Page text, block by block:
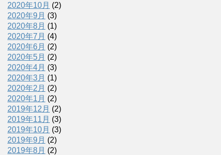
2020年10月 (2)
2020年9月 (3)
2020年8月 (1)
2020年7月 (4)
2020年6月 (2)
2020年5月 (2)
2020年4月 (3)
2020年3月 (1)
2020年2月 (2)
2020年1月 (2)
2019年12月 (2)
2019年11月 (3)
2019年10月 (3)
2019年9月 (2)
2019年8月 (2)